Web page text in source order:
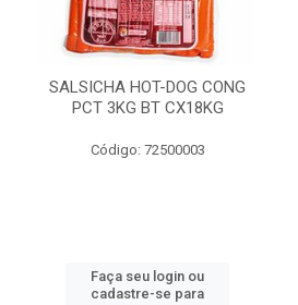
SALSICHA HOT-DOG CONG
PCT 3KG BT CX18KG
Código: 72500003
Faça seu login ou
cadastre-se para